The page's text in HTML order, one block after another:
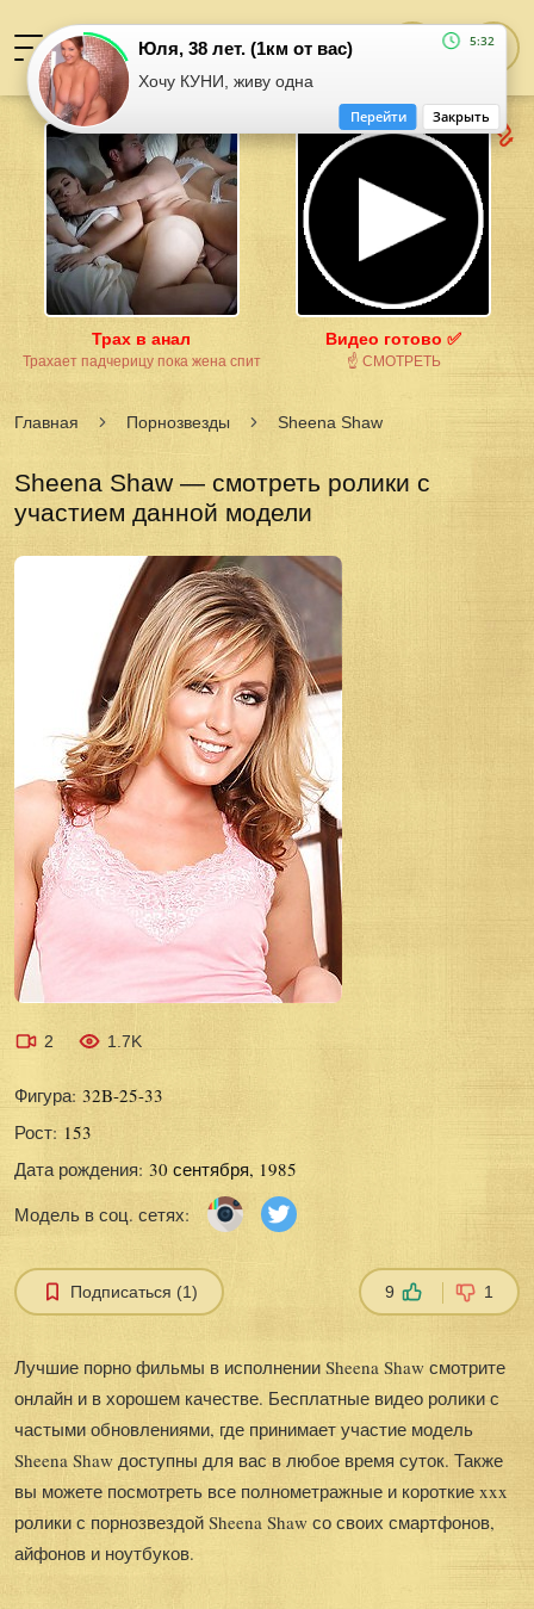
Трах в анал
Трахает падчерицу пока жена спит
Видео готово ✅
☝ СМОТРЕТЬ
Главная Порнозвезды Sheena Shaw
Sheena Shaw — смотреть ролики с
участием данной модели
2 1.7K
Фигура: 32B-25-33
Рост: 153
Дата рождения: 30 сентября, 1985
Модель в соц. сетях:
Подписаться (1) 9 1
Лучшие порно фильмы в исполнении Sheena Shaw смотрите
онлайн и в хорошем качестве. Бесплатные видео ролики с
частыми обновлениями, где принимает участие модель
Sheena Shaw доступны для вас в любое время суток. Также
вы можете посмотреть все полнометражные и короткие xxx
ролики с порнозвездой Sheena Shaw со своих смартфонов,
айфонов и ноутбуков.
Юля, 38 лет. (1км от вас)
Хочу КУНИ, живу одна
5:32
Закрыть
Перейти